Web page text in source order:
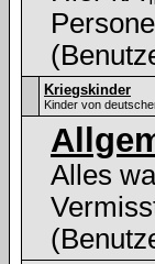
Kriegskinder
Kinder von
Alles